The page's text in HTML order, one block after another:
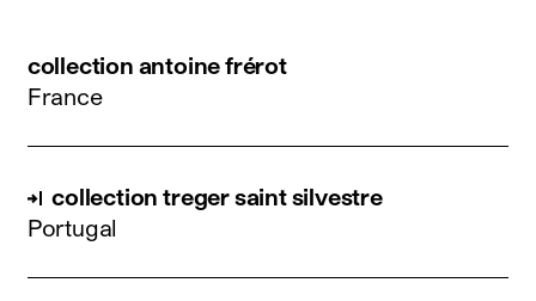
collection antoine frérot
France
collection treger saint silvestre
Portugal